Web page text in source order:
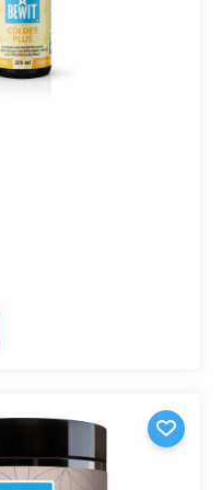
geschikt voor de
respecteren.
zachter, soepeler
De geur komt